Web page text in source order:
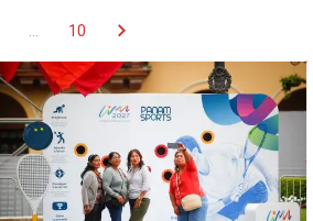
10 chevron_right